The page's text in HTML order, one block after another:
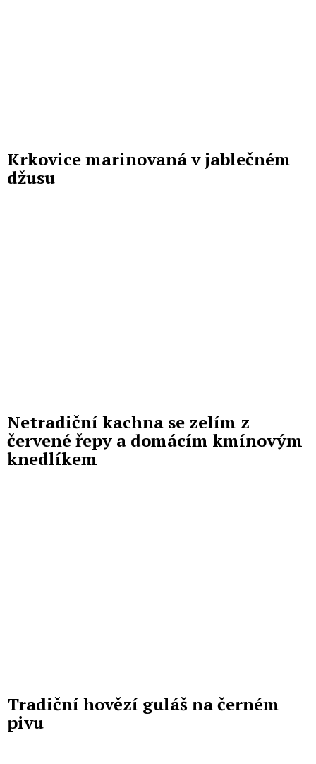
Krkovice marinovaná v jablečném
džusu
Netradiční kachna se zelím z
červené řepy a domácím kmínovým
knedlíkem
Tradiční hovězí guláš na černém
pivu